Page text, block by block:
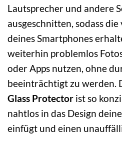
Lautsprecher und andere
ausgeschnitten, sodass
deines Smartphones
weiterhin problemlos
oder Apps nutzen, ohne
beeinträchtigt zu werden.
Glass Protector ist so
nahtlos in das Design
einfügt und einen